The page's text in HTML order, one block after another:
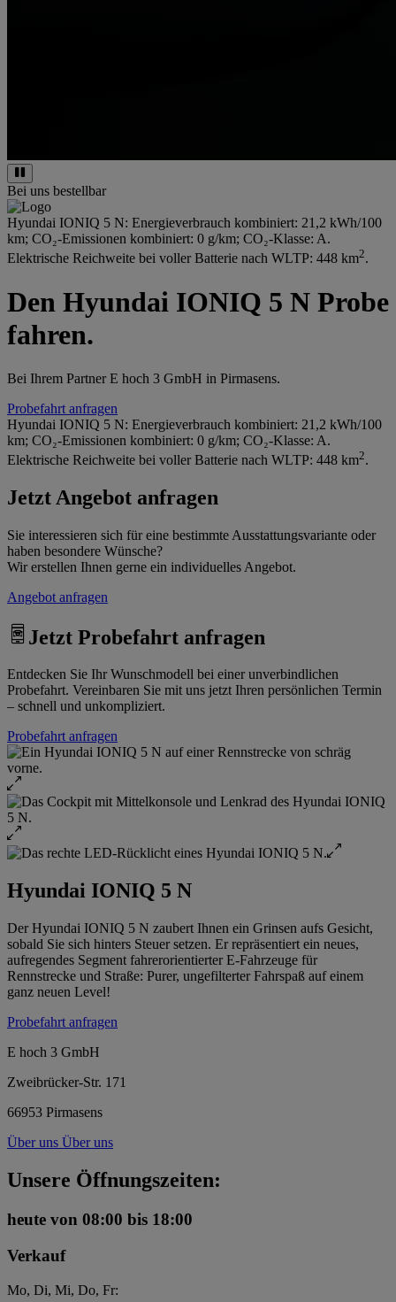
Bei uns bestellbar
Hyundai IONIQ 5 N: Energieverbrauch kombiniert: 21,2 kWh/100
km; CO₂-Emissionen kombiniert: 0 g/km; CO₂-Klasse: A.
Elektrische Reichweite bei voller Batterie nach WLTP: 448 km2.
Den Hyundai IONIQ 5 N Probe
fahren.
Bei Ihrem Partner E hoch 3 GmbH in Pirmasens.
Probefahrt anfragen
Hyundai IONIQ 5 N: Energieverbrauch kombiniert: 21,2 kWh/100
km; CO₂-Emissionen kombiniert: 0 g/km; CO₂-Klasse: A.
Elektrische Reichweite bei voller Batterie nach WLTP: 448 km2.
Jetzt Angebot anfragen
Sie interessieren sich für eine bestimmte Ausstattungsvariante oder
haben besondere Wünsche?
Wir erstellen Ihnen gerne ein individuelles Angebot.
Angebot anfragen
Jetzt Probefahrt anfragen
Entdecken Sie Ihr Wunschmodell bei einer unverbindlichen
Probefahrt. Vereinbaren Sie mit uns jetzt Ihren persönlichen Termin
– schnell und unkompliziert.
Probefahrt anfragen
Hyundai IONIQ 5 N
Der Hyundai IONIQ 5 N zaubert Ihnen ein Grinsen aufs Gesicht,
sobald Sie sich hinters Steuer setzen. Er repräsentiert ein neues,
aufregendes Segment fahrerorientierter E-Fahrzeuge für
Rennstrecke und Straße: Purer, ungefilterter Fahrspaß auf einem
ganz neuen Level!
Probefahrt anfragen
E hoch 3 GmbH
Zweibrücker-Str. 171
66953 Pirmasens
Über uns Über uns
Unsere Öffnungszeiten:
heute von 08:00 bis 18:00
Verkauf
Mo, Di, Mi, Do, Fr: